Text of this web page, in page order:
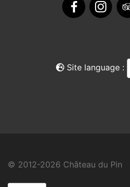
Site language :
© 2012-2026 Château du Pin